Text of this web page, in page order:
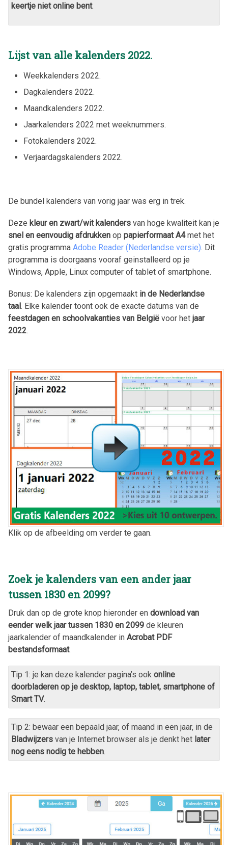
keertje niet online bent.
Lijst van alle kalenders 2022.
Weekkalenders 2022.
Dagkalenders 2022.
Maandkalenders 2022.
Jaarkalenders 2022 met weeknummers.
Fotokalenders 2022.
Verjaardagskalenders 2022.
De bundel kalenders van vorig jaar was erg in trek.
Deze kleur en zwart/wit kalenders van hoge kwaliteit kan je
snel en eenvoudig afdrukken op papierformaat A4met het
gratis programma Adobe Reader (Nederlandse versie). Dit
programma is doorgaans vooraf geinstalleerd op je
Windows, Apple, Linux computer of tablet of smartphone.
Bonus: De kalenders zijn opgemaakt in de Nederlandse
taal . Elke kalender toont ook de exacte datums van de
feestdagen en schoolvakanties van België voor het jaar
2022.
Klik op de afbeelding om verder te gaan.
Zoek je kalenders van een ander jaar
tussen 1830 en 2099?
Druk dan op de grote knop hieronder en download van
eender welk jaar tussen 1830 en 2099 de kleuren
jaarkalender of maandkalender in Acrobat PDF
bestandsformaat.
Tip 1: je kan deze kalender pagina’s ook online
doorbladeren op je desktop, laptop, tablet, smartphone of
Smart TV.
Tip 2: bewaar een bepaald jaar, of maand in een jaar, in de
Bladwijzers van je Internet browser als je denkt het later
nog eens nodig te hebben.